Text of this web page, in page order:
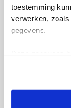
toestemming
verwerken,
gegevens.
tonen. Je kunt
intrekken via
lijst met cookies
Mijn